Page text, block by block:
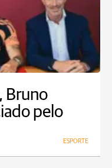
Bruno
pelo
ESPORTE